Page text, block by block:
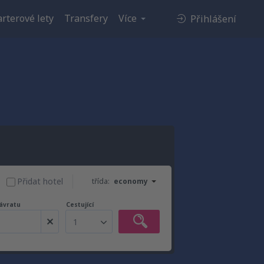
lety Transfery Více Přihlášení
třída: economy
Přidat hotel
Cestující
1